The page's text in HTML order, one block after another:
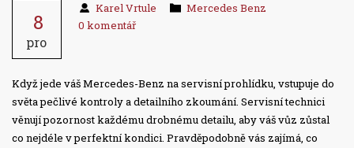
8
pro
Karel Vrtule
Mercedes Benz
0 komentář
Když jede váš Mercedes-Benz na servisní prohlídku, vstupuje do
světa pečlivé kontroly a detailního zkoumání. Servisní technici
věnují pozornost každému drobnému detailu, aby váš vůz zůstal
co nejdéle v perfektní kondici. Pravděpodobně vás zajímá, co